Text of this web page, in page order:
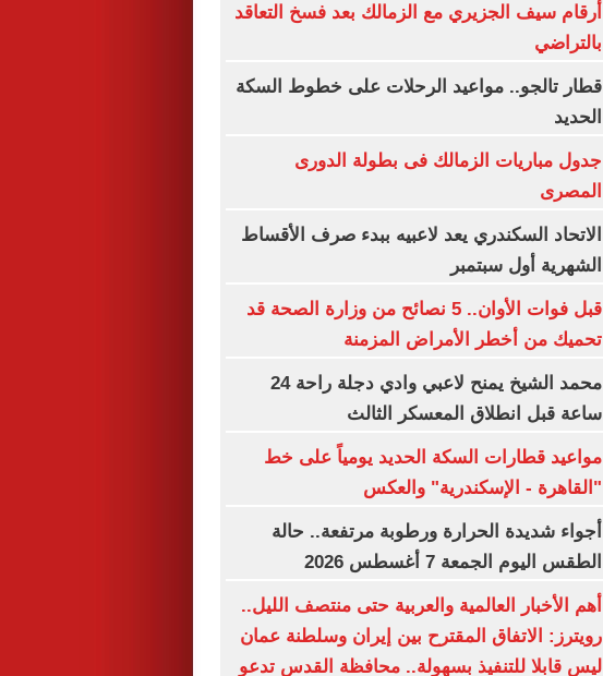
أرقام سيف الجزيري مع الزمالك بعد فسخ التعاقد
بالتراضي
قطار تالجو.. مواعيد الرحلات على خطوط السكة
الحديد
جدول مباريات الزمالك فى بطولة الدورى
المصرى
الاتحاد السكندري يعد لاعبيه ببدء صرف الأقساط
الشهرية أول سبتمبر
قبل فوات الأوان.. 5 نصائح من وزارة الصحة قد
تحميك من أخطر الأمراض المزمنة
محمد الشيخ يمنح لاعبي وادي دجلة راحة 24
ساعة قبل انطلاق المعسكر الثالث
مواعيد قطارات السكة الحديد يومياً على خط
"القاهرة - الإسكندرية" والعكس
أجواء شديدة الحرارة ورطوبة مرتفعة.. حالة
الطقس اليوم الجمعة 7 أغسطس 2026
أهم الأخبار العالمية والعربية حتى منتصف الليل..
رويترز: الاتفاق المقترح بين إيران وسلطنة عمان
ليس قابلا للتنفيذ بسهولة.. محافظة القدس تدعو